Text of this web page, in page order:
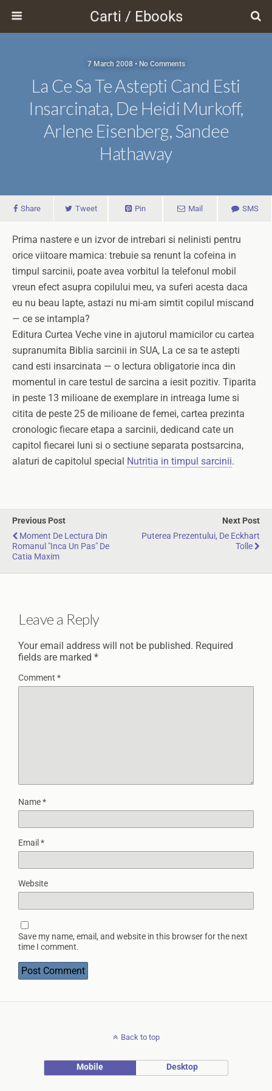
Carti / Ebooks
7 March 2008 • No Comments
La Ce Sa Te Astepti Cand Esti
Insarcinata, De Heidi Murkoff,
Arlene Eisenberg, Sandee
Hathaway
Share Tweet Pin Mail SMS
Prima nastere e un izvor de intrebari si nelinisti pentru
orice viitoare mamica: trebuie sa renunt la cofeina in
timpul sarcinii, poate avea vorbitul la telefonul mobil
vreun efect asupra copilului meu, va suferi acesta daca
eu nu beau lapte, astazi nu mi-am simtit copilul miscand
— ce se intampla?
Editura Curtea Veche vine in ajutorul mamicilor cu cartea
supranumita Biblia sarcinii in SUA, La ce sa te astepti
cand esti insarcinata — o lectura obligatorie inca din
momentul in care testul de sarcina a iesit pozitiv. Tiparita
in peste 13 milioane de exemplare in intreaga lume si
citita de peste 25 de milioane de femei, cartea prezinta
cronologic fiecare etapa a sarcinii, dedicand cate un
capitol fiecarei luni si o sectiune separata postsarcina,
alaturi de capitolul special Nutritia in timpul sarcinii.
Previous Post
Moment De Lectura Din
Romanul "Inca Un Pas" De
Catia Maxim
Next Post
Puterea Prezentului, De Eckhart
Tolle
Leave a Reply
Your email address will not be published. Required
fields are marked *
Comment *
Name*
Email *
Website
Save my name, email, and website in this browser for the next
time I comment.
Back to top
Mobile Desktop